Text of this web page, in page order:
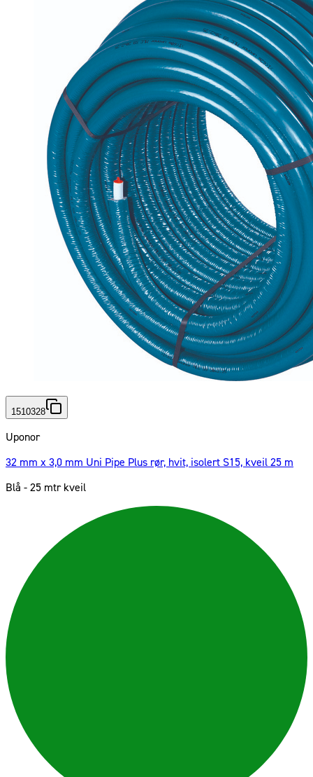
1510328
Uponor
32 mm x 3,0 mm Uni Pipe Plus rør, hvit, isolert S15, kveil 25 m
Blå - 25 mtr kveil